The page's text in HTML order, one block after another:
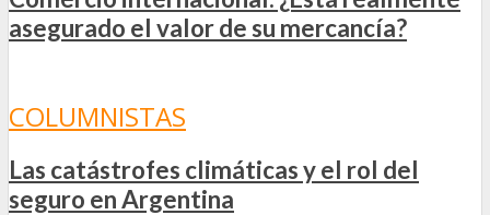
asegurado el valor de su mercancía?
COLUMNISTAS
Las catástrofes climáticas y el rol del
seguro en Argentina